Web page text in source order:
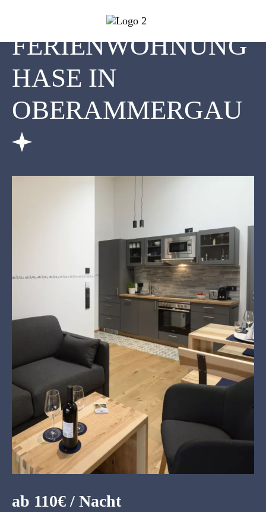
FERIEN­WOHNUNG
HASE IN
OBERAMMERGAU
ab 110€ / Nacht